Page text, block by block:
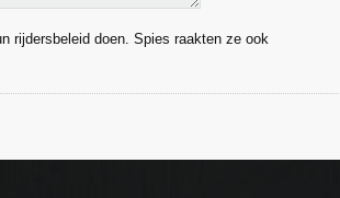
rijdersbeleid doen. Spies raakten ze ook